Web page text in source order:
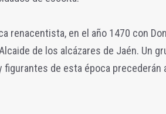
renacentista, en el año 1470 con
de los alcázares de Jaén. Un
de esta época precederán